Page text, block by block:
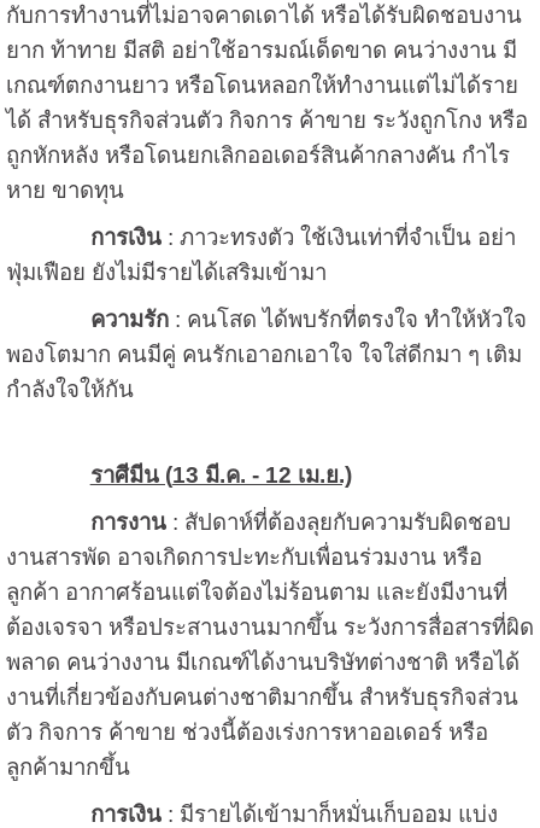
กับการทำงานที่ไม่อาจคาดเดาได้ หรือได้รับผิดชอบงาน
ยาก ท้าทาย มีสติ อย่าใช้อารมณ์เด็ดขาด คนว่างงาน มี
เกณฑ์ตกงานยาว หรือโดนหลอกให้ทำงานแต่ไม่ได้ราย
ได้ สำหรับธุรกิจส่วนตัว กิจการ ค้าขาย ระวังถูกโกง หรือ
ถูกหักหลัง หรือโดนยกเลิกออเดอร์สินค้ากลางคัน กำไร
หาย ขาดทุน
การเงิน: ภาวะทรงตัว ใช้เงินเท่าที่จำเป็น อย่า
ฟุ่มเฟือย ยังไม่มีรายได้เสริมเข้ามา
ความรัก: คนโสด ได้พบรักที่ตรงใจ ทำให้หัวใจ
พองโตมาก คนมีคู่ คนรักเอาอกเอาใจ ใจใส่ดีกมา ๆ เติม
กำลังใจให้กัน
ราศีมีน (13 มี.ค. - 12 เม.ย.)
การงาน: สัปดาห์ที่ต้องลุยกับความรับผิดชอบ
งานสารพัด อาจเกิดการปะทะกับเพื่อนร่วมงาน หรือ
ลูกค้า อากาศร้อนแต่ใจต้องไม่ร้อนตาม และยังมีงานที่
ต้องเจรจา หรือประสานงานมากขึ้น ระวังการสื่อสารที่ผิด
พลาด คนว่างงาน มีเกณฑ์ได้งานบริษัทต่างชาติ หรือได้
งานที่เกี่ยวข้องกับคนต่างชาติมากขึ้น สำหรับธุรกิจส่วน
ตัว กิจการ ค้าขาย ช่วงนี้ต้องเร่งการหาออเดอร์ หรือ
ลูกค้ามากขึ้น
การเงิน: มีรายได้เข้ามาก็หมั่นเก็บออม แบ่ง